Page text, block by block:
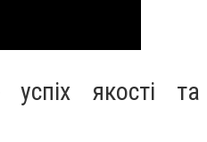
успіх якості та